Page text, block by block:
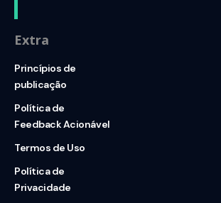
Extra
Princípios de
publicação
Política de
Feedback Acionável
Termos de Uso
Política de
Privacidade